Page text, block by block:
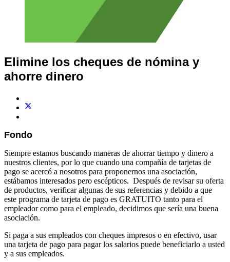
Elimine los cheques de nómina y
ahorre dinero
Fondo
Siempre estamos buscando maneras de ahorrar tiempo y dinero a
nuestros clientes, por lo que cuando una compañía de tarjetas de
pago se acercó a nosotros para proponernos una asociación,
estábamos interesados ​​pero escépticos. Después de revisar su oferta
de productos, verificar algunas de sus referencias y debido a que
este programa de tarjeta de pago es GRATUITO tanto para el
empleador como para el empleado, decidimos que sería una buena
asociación.
Si paga a sus empleados con cheques impresos o en efectivo, usar
una tarjeta de pago para pagar los salarios puede beneficiarlo a usted
y a sus empleados.